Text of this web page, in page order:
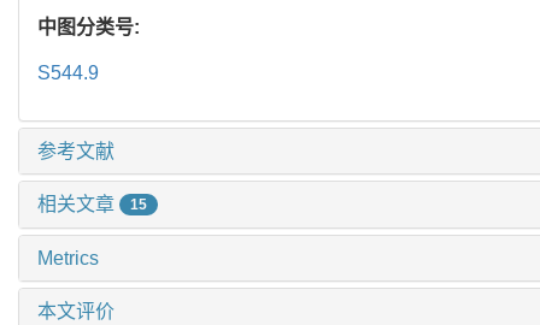
中图分类号:
S544.9
参考文献
相关文章 15
Metrics
本文评价